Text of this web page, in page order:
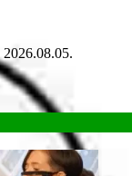
2026.08.05.